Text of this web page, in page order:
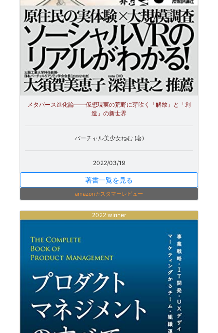
メタバース進化論――仮想現実の荒野に芽吹く「解放」と「創
造」の新世界
バーチャル美少女ねむ (著)
2022/03/19
著書一覧を見る
amazonカスタマーレビュー
2022 winner